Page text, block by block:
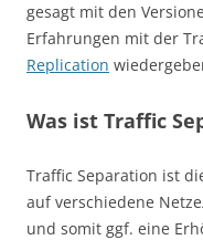
gesagt mit den
Erfahrungen mit der
Replication
Was ist Traffic
Traffic Separation ist
auf verschiedene
und somit ggf. eine